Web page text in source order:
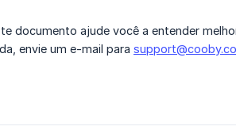
documento ajude você a entender
envie um e-mail para support@cooby.co